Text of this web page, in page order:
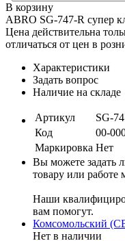
В корзину
ABRO SG-747-R супер
Цена действительна
отличаться от цен в
Характеристики
Задать вопрос
Наличие на складе
Артикул
SG-
Код
00-
Маркировка Нет
Вы можете задать
товару или работе
Наши
вам помогут.
Комсомольский
Нет в наличии